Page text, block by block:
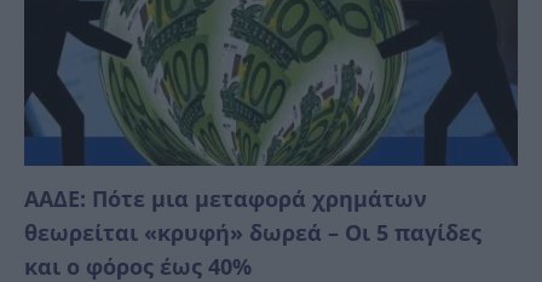
ΑΑΔΕ: Πότε μια μεταφορά χρημάτων
θεωρείται «κρυφή» δωρεά – Οι 5 παγίδες
και ο φόρος έως 40%